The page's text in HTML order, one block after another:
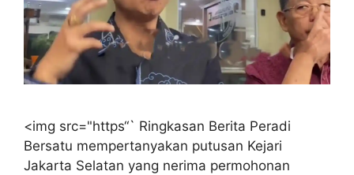
<img src="https“` Ringkasan Berita Peradi
Bersatu mempertanyakan putusan Kejari
Jakarta Selatan yang nerima permohonan